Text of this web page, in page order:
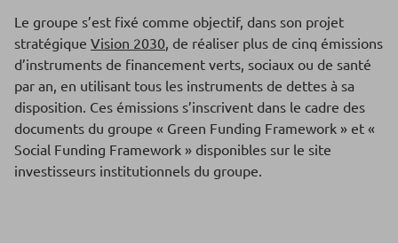
Le groupe s’est fixé comme objectif, dans son projet
stratégique Vision 2030, de réaliser plus de cinq émissions
d’instruments de financement verts, sociaux ou de santé
par an, en utilisant tous les instruments de dettes à sa
disposition. Ces émissions s’inscrivent dans le cadre des
documents du groupe « Green Funding Framework » et «
Social Funding Framework » disponibles sur le site
investisseurs institutionnels du groupe.